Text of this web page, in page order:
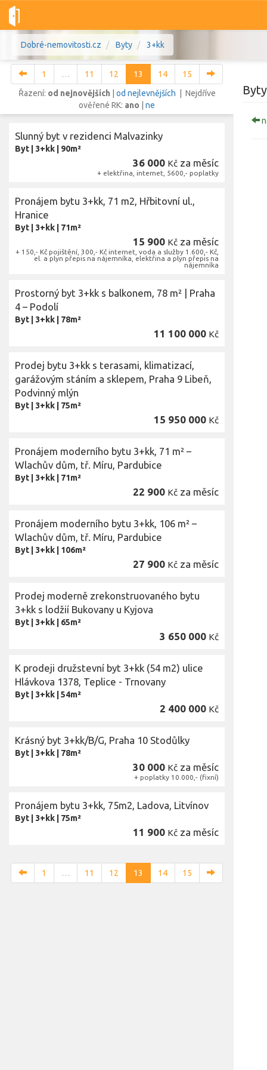
Dobré-nemovitosti.cz Byty 3+kk
Lokalita
Lokalita
Lokalita
Cena
1 … 11 12 13 14
15
Řazení: od nejnovějších od nejlevnějších | Nejdříve
ověřené RK: ano ne
Slunný byt v rezidenci Malvazinky
Byt 3+kk 90m²
36 000 Kč za měsíc
+ elektřina, internet, 5600,- poplatky
Pronájem bytu 3+kk, 71 m2, Hřbitovní ul.,
Hranice
Byt 3+kk 71m²
15 900 Kč za měsíc
+ 150,- Kč pojištění, 300,- Kč internet, voda a služby 1.600,- Kč,
el. a plyn přepis na nájemníka, elektřina a plyn přepis na
nájemníka
Prostorný byt 3+kk s balkonem, 78 m² | Praha
4 – Podolí
Byt 3+kk 78m²
11 100 000 Kč
Prodej bytu 3+kk s terasami, klimatizací,
garážovým stáním a sklepem, Praha 9 Libeň,
Podvinný mlýn
Byt 3+kk 75m²
15 950 000 Kč
Pronájem moderního bytu 3+kk, 71 m² –
Wlachův dům, tř. Míru, Pardubice
Byt 3+kk 71m²
22 900 Kč za měsíc
Pronájem moderního bytu 3+kk, 106 m² –
Wlachův dům, tř. Míru, Pardubice
Byt 3+kk 106m²
27 900 Kč za měsíc
Prodej moderně zrekonstruovaného bytu
3+kk s lodžií Bukovany u Kyjova
Byt 3+kk 65m²
3 650 000 Kč
K prodeji družstevní byt 3+kk (54 m2) ulice
Hlávkova 1378, Teplice - Trnovany
Byt 3+kk 54m²
2 400 000 Kč
Krásný byt 3+kk/B/G, Praha 10 Stodůlky
Byt 3+kk 78m²
30 000 Kč za měsíc
+ poplatky 10.000,- (fixní)
Pronájem bytu 3+kk, 75m2, Ladova, Litvínov
Byt 3+kk 75m²
11 900 Kč za měsíc
1 … 11 12 13 14 15